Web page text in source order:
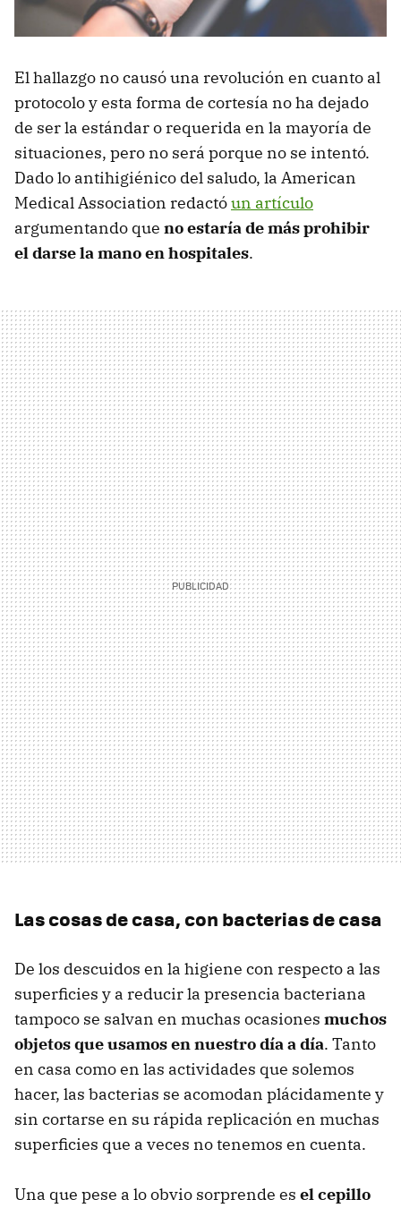
El hallazgo no causó una revolución en cuanto al
protocolo y esta forma de cortesía no ha dejado
de ser la estándar o requerida en la mayoría de
situaciones, pero no será porque no se intentó.
Dado lo antihigiénico del saludo, la American
Medical Association redactóun artículo
argumentando que no estaría de más prohibir
el darse la mano en hospitales.
Las cosas de casa, con bacterias de casa
De los descuidos en la higiene con respecto a las
superficies y a reducir la presencia bacteriana
tampoco se salvan en muchas ocasiones muchos
objetos que usamos en nuestro día a día. Tanto
en casa como en las actividades que solemos
hacer, las bacterias se acomodan plácidamente y
sin cortarse en su rápida replicación en muchas
superficies que a veces no tenemos en cuenta.
Una que pese a lo obvio sorprende es el cepillo